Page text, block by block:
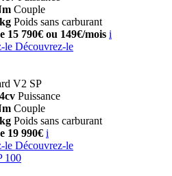
Couple
Poids sans carburant
15 790€ ou 149€/mois i
le Découvrez-le
V2 SP
Puissance
Couple
Poids sans carburant
19 990€ i
le Découvrez-le
100